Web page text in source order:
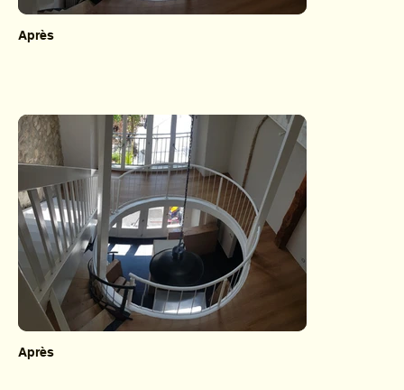
Après
Après